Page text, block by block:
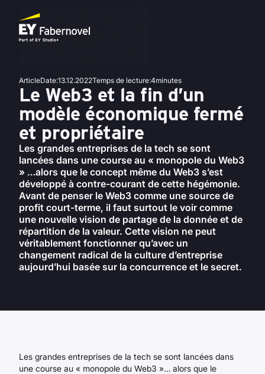
ArticleDate:13.12.2022Temps de lecture:4minutes
Le Web3 et la fin d’un
modèle économique fermé
et propriétaire
Les grandes entreprises de la tech se sont
lancées dans une course au « monopole du Web3
» …alors que le concept même du Web3 s’est
développé à contre-courant de cette hégémonie.
Avant de penser le Web3 comme une source de
profit court-terme, il faut surtout le voir comme
une nouvelle vision de partage de la donnée et de
répartition de la valeur. Cette vision ne peut
véritablement fonctionner qu’avec un
changement radical de la culture d’entreprise
aujourd’hui basée sur la concurrence et le secret.
Les grandes entreprises de la tech se sont lancées dans
une course au « monopole du Web3 »… alors que le